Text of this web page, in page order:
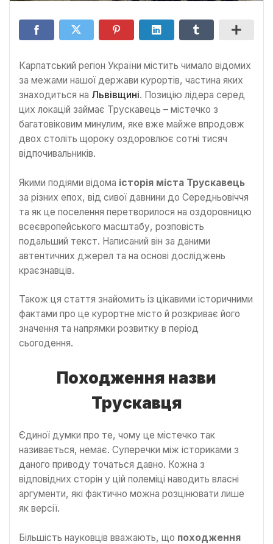
Карпатський регіон України містить чимало відомих
за межами нашої держави курортів, частина яких
знаходиться на Львівщині. Позицію лідера серед
цих локацій займає Трускавець – містечко з
багатовіковим минулим, яке вже майже впродовж
двох століть щороку оздоровлює сотні тисяч
відпочивальників.
Якими подіями відома історія міста Трускавець
за різних епох, від сивої давнини до Середньовіччя
та як це поселення перетворилося на оздоровницю
всеєвропейського масштабу, розповість
подальший текст. Написаний він за даними
автентичних джерел та на основі досліджень
краєзнавців.
Також ця стаття знайомить із цікавими історичними
фактами про це курортне місто й розкриває його
значення та напрямки розвитку в період
сьогодення.
Походження назви
Трускавця
Єдиної думки про те, чому це містечко так
називається, немає. Суперечки між істориками з
даного приводу точаться давно. Кожна з
відповідних сторін у цій полеміці наводить власні
аргументи, які фактично можна розцінювати лише
як версії.
Більшість науковців вважають, що походження